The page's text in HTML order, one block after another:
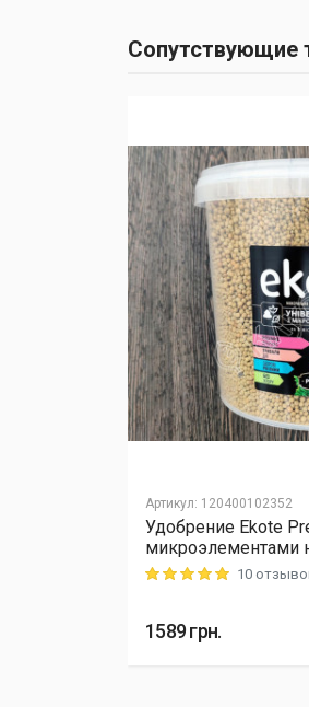
Сопутствующие
Артикул: 120400102352
Удобрение Ekote
микроэлементами
Rating: 5 out of 5
10
1589грн.